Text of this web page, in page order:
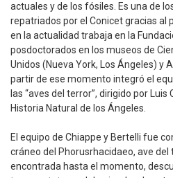
actuales y de los fósiles. Es una de
repatriados por el Conicet gracias al
en la actualidad trabaja en la
posdoctorados en los museos de
Unidos (Nueva York, Los Ángeles) y
partir de ese momento integró el
las “aves del terror”, dirigido por Luis
Historia Natural de los Ángeles.
El equipo de Chiappe y Bertelli fue
cráneo del Phorusrhacidaeo, ave
encontrada hasta el momento,